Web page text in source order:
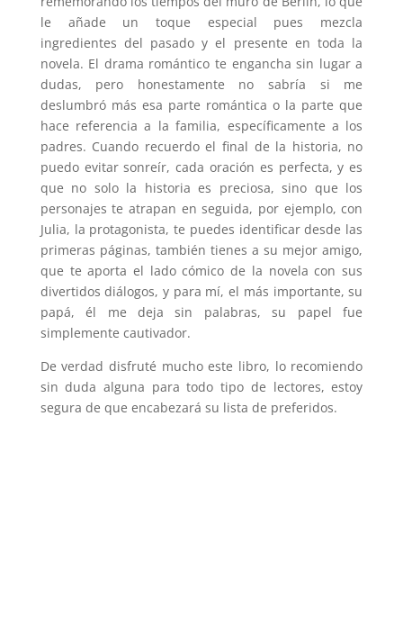
le añade un toque especial pues mezcla
ingredientes del pasado y el presente en toda la
novela. El drama romántico te engancha sin lugar a
dudas, pero honestamente no sabría si me
deslumbró más esa parte romántica o la parte que
hace referencia a la familia, específicamente a los
padres. Cuando recuerdo el final de la historia, no
puedo evitar sonreír, cada oración es perfecta, y es
que no solo la historia es preciosa, sino que los
personajes te atrapan en seguida, por ejemplo, con
Julia, la protagonista, te puedes identificar desde las
primeras páginas, también tienes a su mejor amigo,
que te aporta el lado cómico de la novela con sus
divertidos diálogos, y para mí, el más importante, su
papá, él me deja sin palabras, su papel fue
simplemente cautivador.
De verdad disfruté mucho este libro, lo recomiendo
sin duda alguna para todo tipo de lectores, estoy
segura de que encabezará su lista de preferidos.